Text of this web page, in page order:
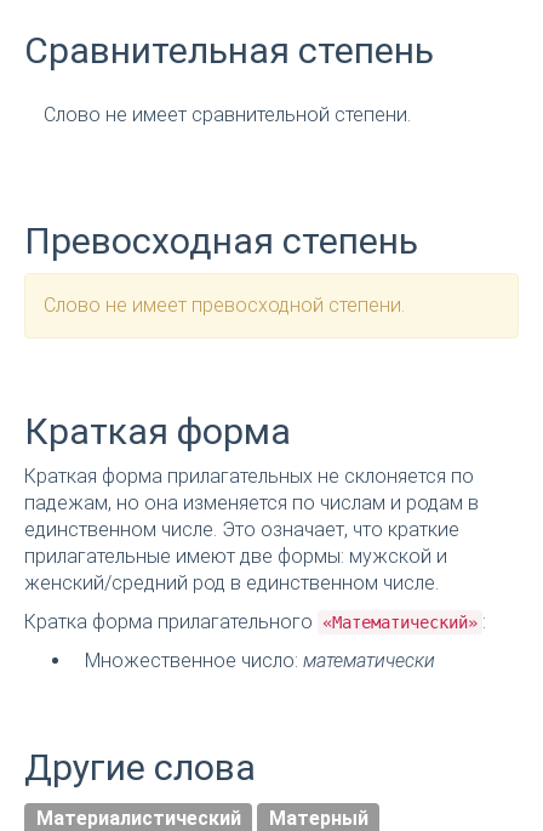
Сравнительная степень
Слово не имеет сравнительной степени.
Превосходная степень
Слово не имеет превосходной степени.
Краткая форма
Краткая форма прилагательных не склоняется по
падежам, но она изменяется по числам и родам в
единственном числе. Это означает, что краткие
прилагательные имеют две формы: мужской и
женский/средний род в единственном числе.
Кратка форма прилагательного
«Математический» :
Множественное число: математически
Другие слова
Материалистический Матерный